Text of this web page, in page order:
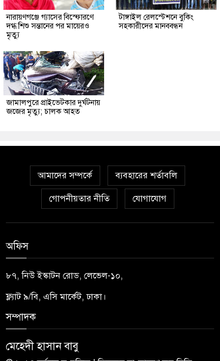
নারায়ণগঞ্জে গ্যাসের বিস্ফোরণে
দগ্ধ শিশু সন্তানের পর মায়েরও
মৃত্যু
টাঙ্গাইল রেলস্টেশনে বুকিং
সহকারীদের মানববন্ধন
জামালপুরে প্রাইভেটকার দুর্ঘটনায়
জজের মৃত্যু; চালক আহত
আমাদের সম্পর্কে ব্যবহারের শর্তাবলি
গোপনীয়তার নীতি যোগাযোগ
অফিস
৮৭, নিউ ইস্কাটন রোড, লেভেল-১০,
ফ্ল্যাট ৯/বি, এসি মার্কেট, ঢাকা।
সম্পাদক
মেহেদী হাসান বাবু